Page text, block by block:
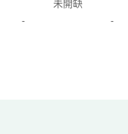
未開缺
- -